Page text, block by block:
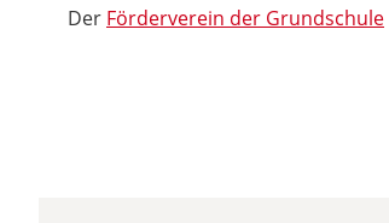
Der Förderverein der Grundschule